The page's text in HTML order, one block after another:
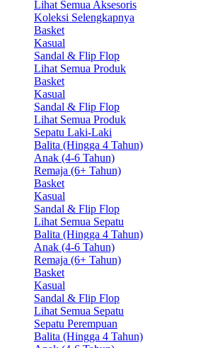
Lihat Semua Aksesoris
Koleksi Selengkapnya
Basket
Kasual
Sandal & Flip Flop
Lihat Semua Produk
Basket
Kasual
Sandal & Flip Flop
Lihat Semua Produk
Sepatu Laki-Laki
Balita (Hingga 4 Tahun)
Anak (4-6 Tahun)
Remaja (6+ Tahun)
Basket
Kasual
Sandal & Flip Flop
Lihat Semua Sepatu
Balita (Hingga 4 Tahun)
Anak (4-6 Tahun)
Remaja (6+ Tahun)
Basket
Kasual
Sandal & Flip Flop
Lihat Semua Sepatu
Sepatu Perempuan
Balita (Hingga 4 Tahun)